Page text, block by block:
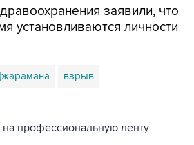
заявили, что
установливаются личности
взрыв
на профессиональную ленту